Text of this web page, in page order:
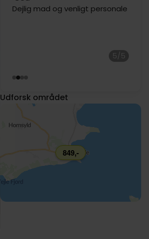
Dejlig mad og venligt personale
5/5
Udforsk området
849,-